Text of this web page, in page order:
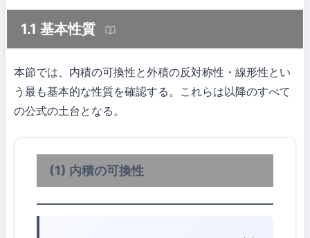
1.1 基本性質
本節では、内積の可換性と外積の反対称性・線形性とい
う最も基本的な性質を確認する。これらは以降のすべて
の公式の土台となる。
(1) 内積の可換性